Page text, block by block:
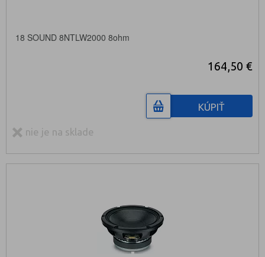
18 SOUND 8NTLW2000 8ohm
164,50 €
KÚPIŤ
nie je na sklade